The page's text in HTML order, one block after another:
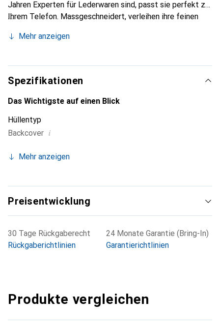
Jahren Experten für Lederwaren sind, passt sie perfekt zu
Ihrem Telefon. Massgeschneidert, verleihen ihre feinen
und unverzichtbaren Accessoire für Ihr Smartphone.
die Marke Noreve eine sichere Wahl für eine
anspruchsvolle Klientel.
Mehr anzeigen
Spezifikationen
Das Wichtigste auf einen Blick
Hüllentyp
Backcover i
Mehr anzeigen
Preisentwicklung
30 Tage Rückgaberecht
Rückgaberichtlinien
24 Monate Garantie (Bring-In)
Garantierichtlinien
Produkte vergleichen